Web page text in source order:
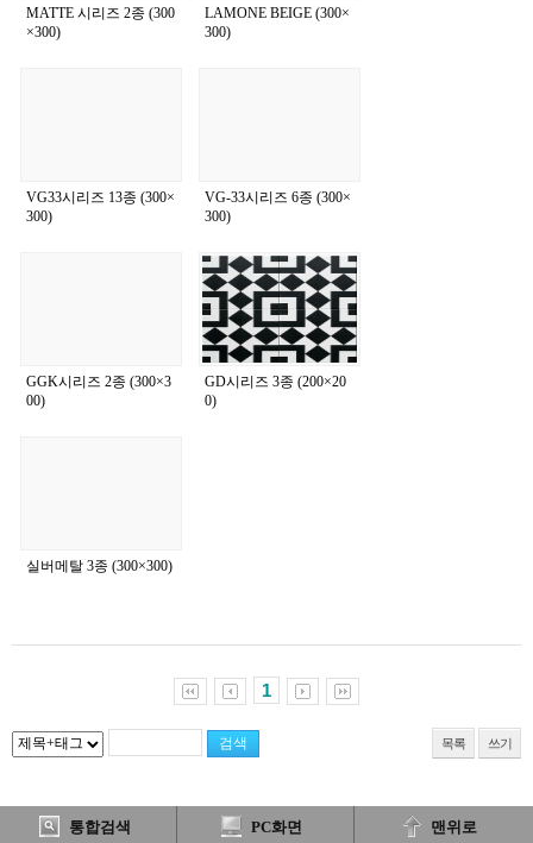
MATTE 시리즈 2종 (300
×300)
LAMONE BEIGE (300×
300)
VG33시리즈 13종 (300×
300)
VG-33시리즈 6종 (300×
300)
GGK시리즈 2종 (300×3
00)
GD시리즈 3종 (200×20
0)
실버메탈 3종 (300×300)
1
목록 쓰기
통합검색 PC화면 맨위로